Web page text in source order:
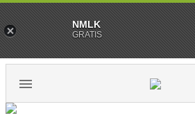
NMLK
GRATIS